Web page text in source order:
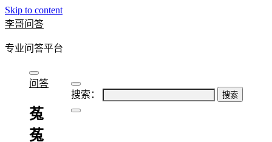
Skip to content
李哥问答
专业问答平台
搜索：
问答
菟
菟